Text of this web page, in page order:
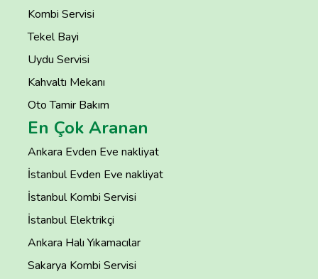
Kombi Servisi
Tekel Bayi
Uydu Servisi
Kahvaltı Mekanı
Oto Tamir Bakım
En Çok Aranan
Ankara Evden Eve nakliyat
İstanbul Evden Eve nakliyat
İstanbul Kombi Servisi
İstanbul Elektrikçi
Ankara Halı Yıkamacılar
Sakarya Kombi Servisi